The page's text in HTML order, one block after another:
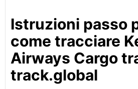
Istruzioni passo
come tracciare
Airways Cargo
track.global